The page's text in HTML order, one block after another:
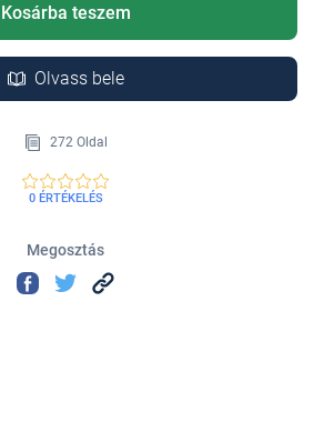
Kosárba teszem
Olvass bele
272 Oldal
0 ÉRTÉKELÉS
Megosztás